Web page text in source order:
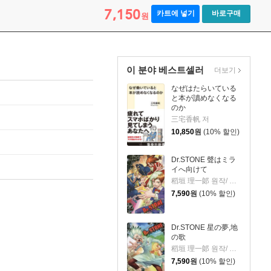
7,150원 카트에 넣기 바로구매
이 분야 베스트셀러
なぜはたらいている
と本が讀めなくなる
のか
三宅香帆 저
10,850원 (10% 할인)
Dr.STONE 聲はミラ
イへ向けて
稻垣 理一郞 원작/ Boichi 저
7,590원 (10% 할인)
Dr.STONE 星の夢,地
の歌
7,590원 (10% 할인)
더보기